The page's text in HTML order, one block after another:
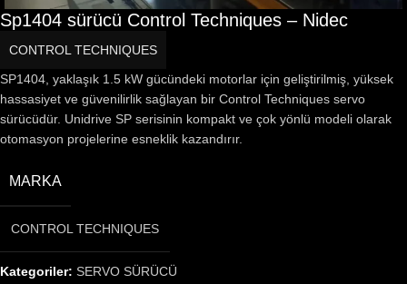
Sp1404 sürücü Control Techniques – Nidec
CONTROL TECHNIQUES
SP1404, yaklaşık 1.5 kW gücündeki motorlar için geliştirilmiş, yüksek
hassasiyet ve güvenilirlik sağlayan bir Control Techniques servo
sürücüdür. Unidrive SP serisinin kompakt ve çok yönlü modeli olarak
otomasyon projelerine esneklik kazandırır.
MARKA
CONTROL TECHNIQUES
Kategoriler: SERVO SÜRÜCÜ